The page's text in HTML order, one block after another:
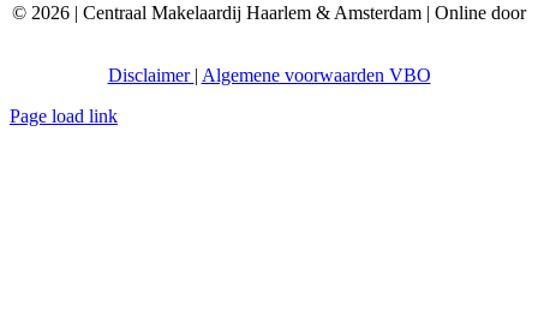
© 2026 | Centraal Makelaardij Haarlem & Amsterdam | Online door
Disclaimer | Algemene voorwaarden VBO
Page load link